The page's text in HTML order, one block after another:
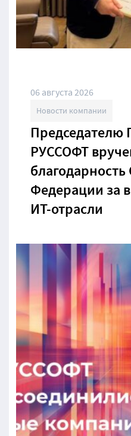
06 августа 2026
Новости компании
Председателю
РУССОФТ
благодарность
Федерации за
ИТ-отрасли